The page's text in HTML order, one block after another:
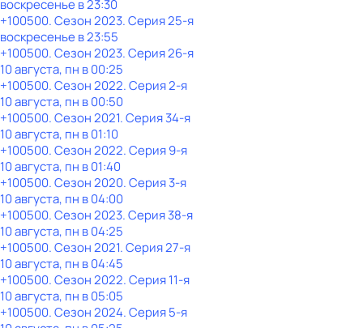
воскресенье в23:30
+100500. Сезон 2023. Серия 25-я
воскресенье в23:55
+100500. Сезон 2023. Серия 26-я
10 августа, пн в 00:25
+100500. Сезон 2022. Серия 2-я
10 августа, пн в 00:50
+100500. Сезон 2021. Серия 34-я
10 августа, пн в 01:10
+100500. Сезон 2022. Серия 9-я
10 августа, пн в 01:40
+100500. Сезон 2020. Серия 3-я
10 августа, пн в 04:00
+100500. Сезон 2023. Серия 38-я
10 августа, пн в 04:25
+100500. Сезон 2021. Серия 27-я
10 августа, пн в 04:45
+100500. Сезон 2022. Серия 11-я
10 августа, пн в 05:05
+100500. Сезон 2024. Серия 5-я